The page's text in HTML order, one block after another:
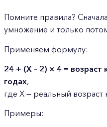
Помните правила? Сначала
умножение и только
Применяем формулу:
24 + (Х – 2) × 4 = возраст
годах,
где Х — реальный возраст
Примеры: